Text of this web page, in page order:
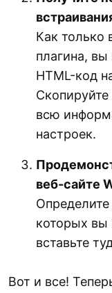
Как только
плагина,
HTML-код
всю
настроек.
веб-сайте
которых вы
вставьте
Вот и все!